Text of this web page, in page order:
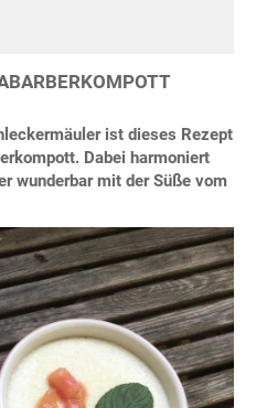
ist dieses Rezept
Dabei harmoniert
wunderbar mit der Süße vom